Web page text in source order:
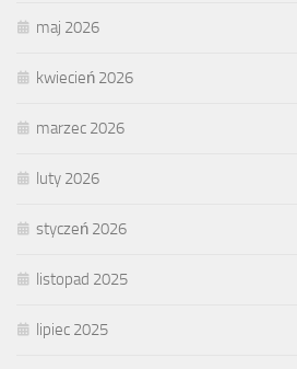
maj 2026
kwiecień 2026
marzec 2026
luty 2026
styczeń 2026
listopad 2025
lipiec 2025